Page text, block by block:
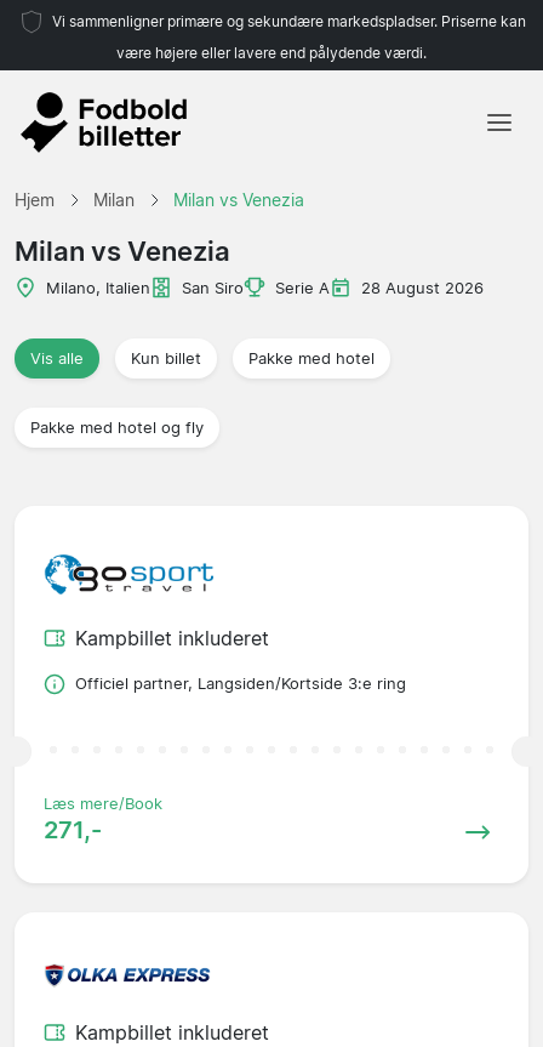
Vi sammenligner primære og sekundære markedspladser. Priserne kan
være højere eller lavere end pålydende værdi.
Hjem Milan Milan vs Venezia
Milan vs Venezia
Milano, Italien San Siro Serie A 28 August 2026
Vis alle Kun billet Pakke med hotel
Pakke med hotel og fly
Kampbillet inkluderet
Officiel partner, Langsiden/Kortside 3:e ring
Læs mere/Book
271,-
Kampbillet inkluderet